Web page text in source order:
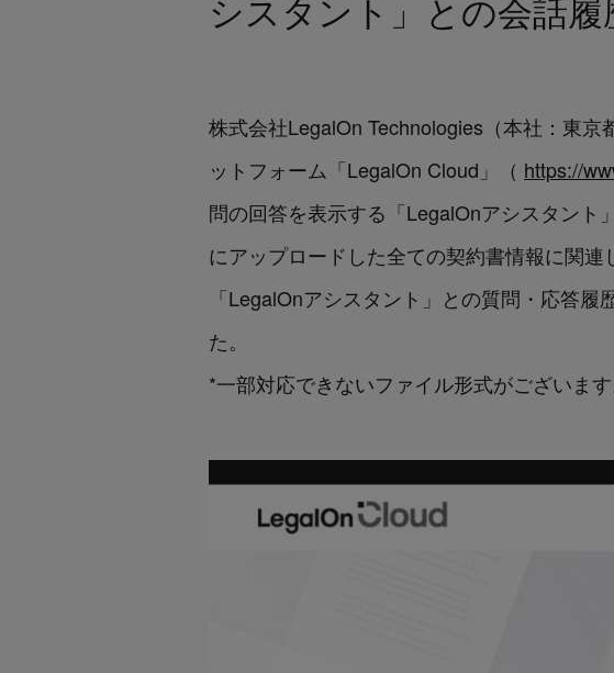
株式会社LegalOn Technologies（本社：東
ットフォーム「LegalOn Cloud」（ https://
問の回答を表示する「LegalOnアシスタント
にアップロードした全ての契約書情報に関
「LegalOnアシスタント」との質問・応答
た。
*一部対応できないファイル形式がございます